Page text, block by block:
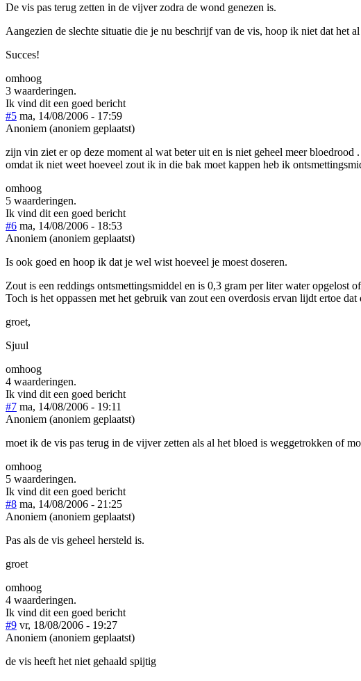
De vis pas terug zetten in de vijver zodra de wond genezen is.
Aangezien de slechte situatie die je nu beschrijf van de vis, hoop ik niet dat het al
Succes!
omhoog
3 waarderingen.
Ik vind dit een goed bericht
#5 ma, 14/08/2006 - 17:59
Anoniem (anoniem geplaatst)
zijn vin ziet er op deze moment al wat beter uit en is niet geheel meer
omdat ik niet weet hoeveel zout ik in die bak moet kappen heb ik
omhoog
5 waarderingen.
Ik vind dit een goed bericht
#6 ma, 14/08/2006 - 18:53
Anoniem (anoniem geplaatst)
Is ook goed en hoop ik dat je wel wist hoeveel je moest doseren.
Zout is een reddings ontsmettingsmiddel en is 0,3 gram per liter water opgelost
Toch is het oppassen met het gebruik van zout een overdosis ervan lijdt ertoe
groet,
Sjuul
omhoog
4 waarderingen.
Ik vind dit een goed bericht
#7 ma, 14/08/2006 - 19:11
Anoniem (anoniem geplaatst)
moet ik de vis pas terug in de vijver zetten als al het bloed is weggetrokken of
omhoog
5 waarderingen.
Ik vind dit een goed bericht
#8 ma, 14/08/2006 - 21:25
Anoniem (anoniem geplaatst)
Pas als de vis geheel hersteld is.
groet
omhoog
4 waarderingen.
Ik vind dit een goed bericht
#9 vr, 18/08/2006 - 19:27
Anoniem (anoniem geplaatst)
de vis heeft het niet gehaald spijtig